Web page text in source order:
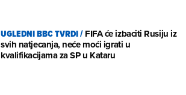
UGLEDNI BBC TVRDI/FIFA će izbaciti Rusiju iz
svih natjecanja, neće moći igrati u
kvalifikacijama za SP u Kataru